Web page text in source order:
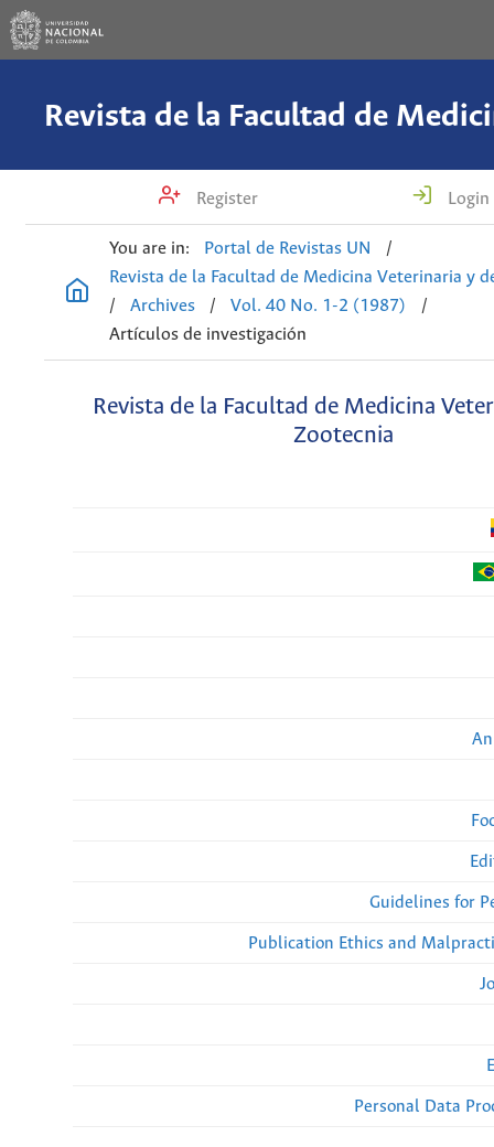
Register Login
You are in: Portal de Revistas UN
/
Revista de la Facultad de Medicina Veterinaria y
/
Archives / Vol. 40 No. 1-2 (1987)
/
Artículos de investigación
Revista de la Facultad de Medicina
Zootecnia
Guidelines for
Publication Ethics and
Personal Data